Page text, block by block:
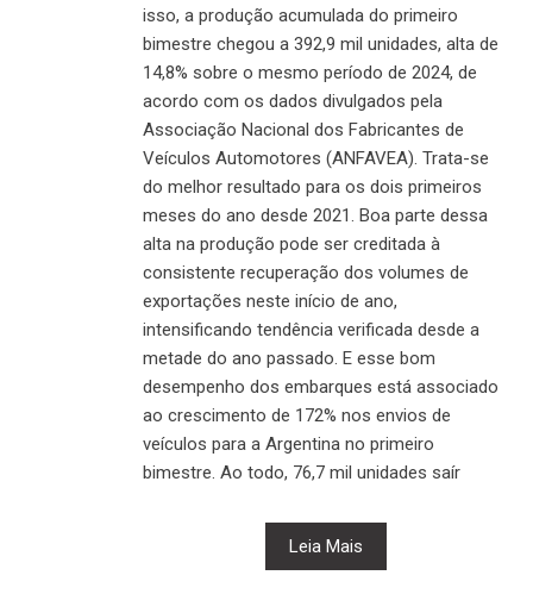
isso, a produção acumulada do primeiro
bimestre chegou a 392,9 mil unidades, alta de
14,8% sobre o mesmo período de 2024, de
acordo com os dados divulgados pela
Associação Nacional dos Fabricantes de
Veículos Automotores (ANFAVEA). Trata-se
do melhor resultado para os dois primeiros
meses do ano desde 2021. Boa parte dessa
alta na produção pode ser creditada à
consistente recuperação dos volumes de
exportações neste início de ano,
intensificando tendência verificada desde a
metade do ano passado. E esse bom
desempenho dos embarques está associado
ao crescimento de 172% nos envios de
veículos para a Argentina no primeiro
bimestre. Ao todo, 76,7 mil unidades saír
Leia Mais